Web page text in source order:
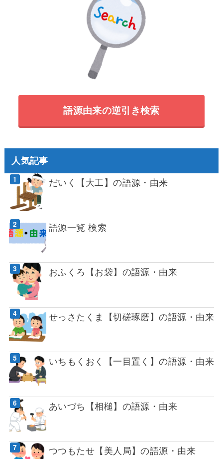
語源由来の逆引き検索
人気記事
だいく【大工】の語源・由来
語源一覧 検索
おふくろ【お袋】の語源・由来
せっさたくま【切磋琢磨】の語源・由来
いちもくおく【一目置く】の語源・由来
あいづち【相槌】の語源・由来
つつもたせ【美人局】の語源・由来